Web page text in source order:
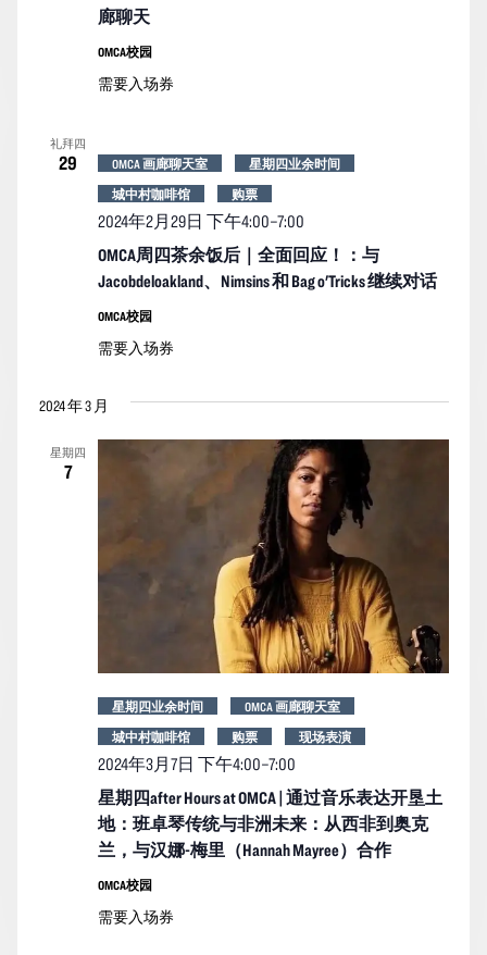
廊聊天
OMCA校园
需要入场券
礼拜四
29
OMCA周四茶余饭后｜全面回应！：与
Jacobdeloakland、Nimsins 和 Bag o'Tricks 继续对话
2024年2月29日 下午4:00–7:00
OMCA 画廊聊天室
星期四业余时间
城中村咖啡馆
购票
OMCA校园
需要入场券
2024 年 3 月
星期四
7
星期四after Hours at OMCA | 通过音乐表达开垦土
地：班卓琴传统与非洲未来：从西非到奥克
兰，与汉娜-梅里（Hannah Mayree）合作
2024年3月7日 下午4:00–7:00
星期四业余时间
OMCA 画廊聊天室
城中村咖啡馆
购票 现场表演
OMCA校园
需要入场券